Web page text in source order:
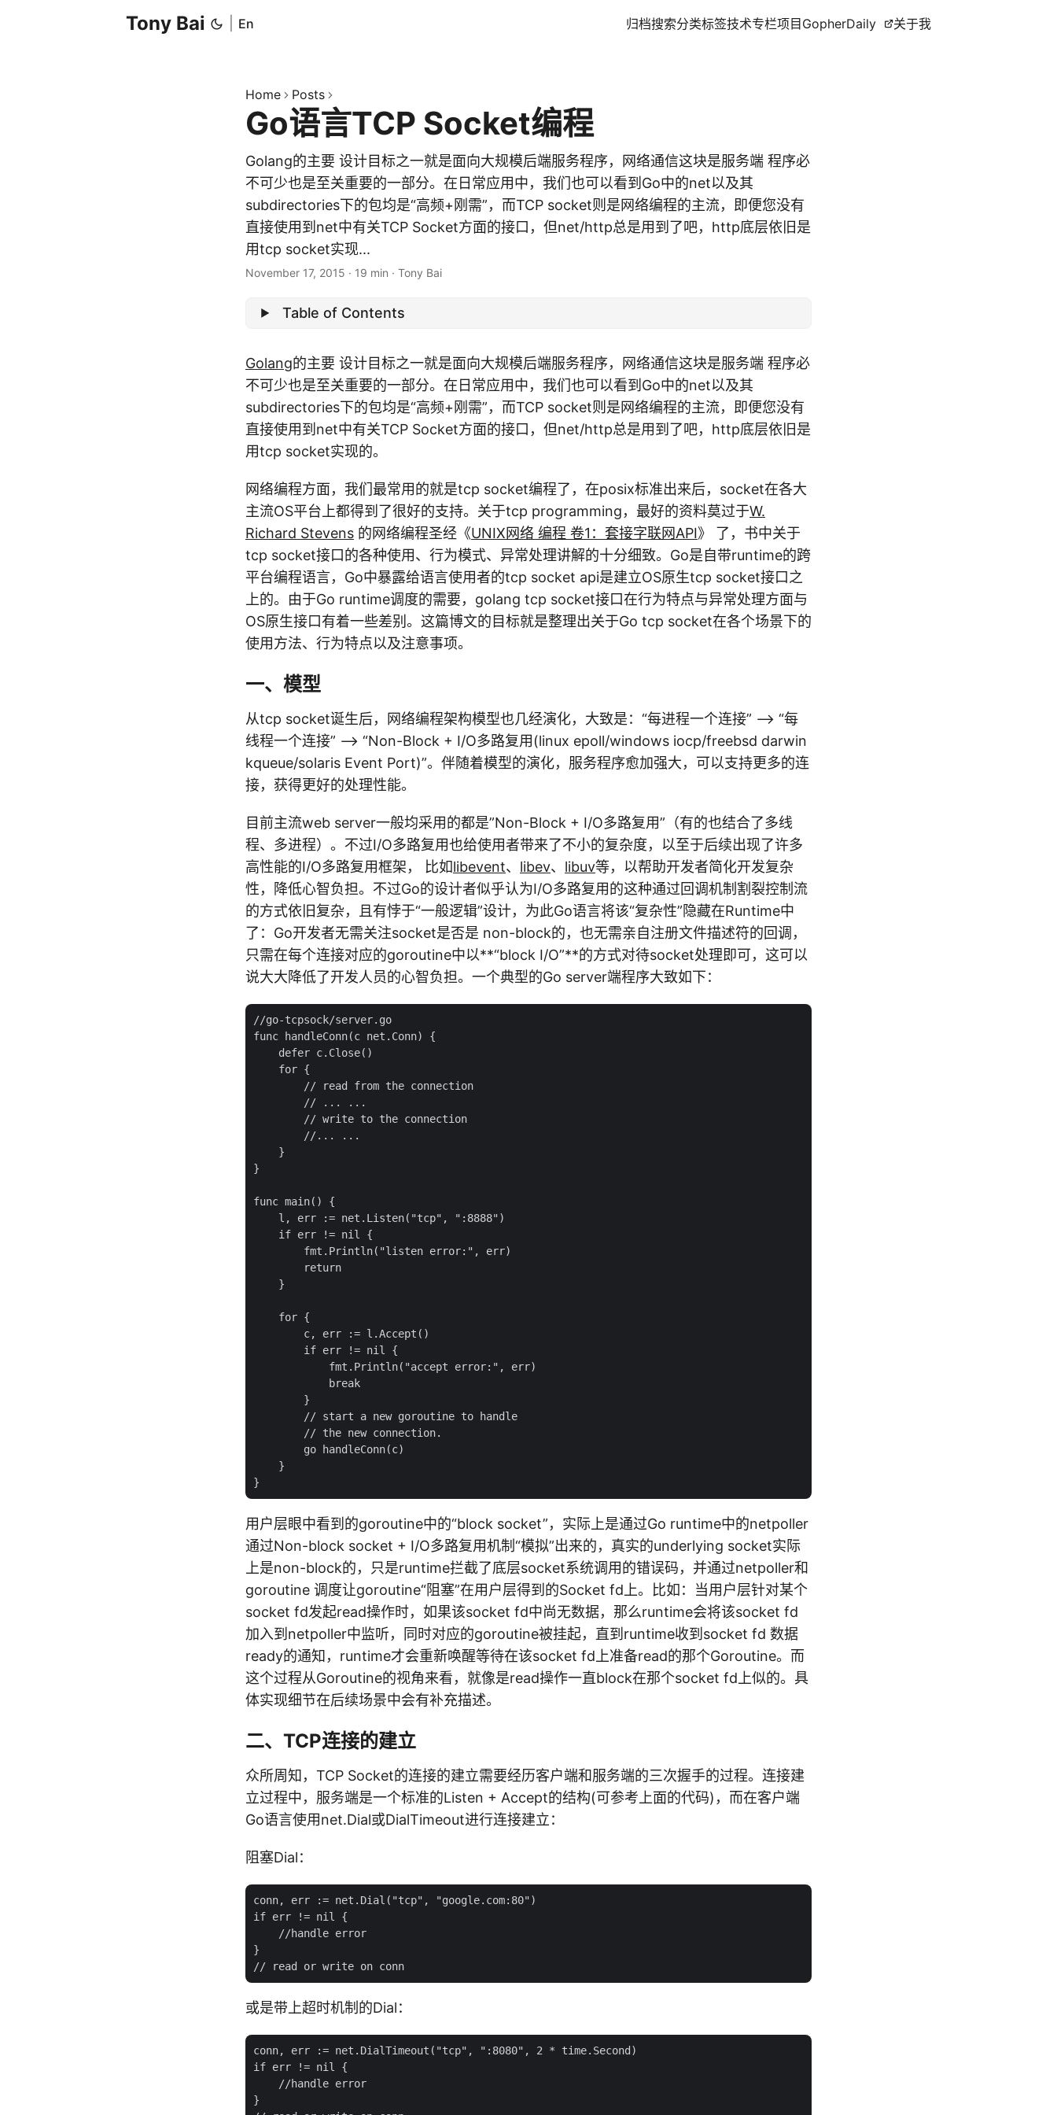
Tony Bai En 归档搜索分类标签技术专栏项目 GopherDaily 关于我
Home Posts
Go语言TCP Socket编程
Golang的主要 设计目标之一就是面向大规模后端服务程序，网络通信这块是服务端 程序必
不可少也是至关重要的一部分。在日常应用中，我们也可以看到Go中的net以及其
subdirectories下的包均是“高频+刚需”，而TCP socket则是网络编程的主流，即便您没有
直接使用到net中有关TCP Socket方面的接口，但net/http总是用到了吧，http底层依旧是
用tcp socket实现...
November 17, 2015 · 19 min · Tony Bai
Table of Contents
Golang的主要 设计目标之一就是面向大规模后端服务程序，网络通信这块是服务端 程序必
不可少也是至关重要的一部分。在日常应用中，我们也可以看到Go中的net以及其
subdirectories下的包均是“高频+刚需”，而TCP socket则是网络编程的主流，即便您没有
直接使用到net中有关TCP Socket方面的接口，但net/http总是用到了吧，http底层依旧是
用tcp socket实现的。
网络编程方面，我们最常用的就是tcp socket编程了，在posix标准出来后，socket在各大
主流OS平台上都得到了很好的支持。关于tcp programming，最好的资料莫过于W.
Richard Stevens 的网络编程圣经《UNIX网络 编程 卷1：套接字联网API》 了，书中关于
tcp socket接口的各种使用、行为模式、异常处理讲解的十分细致。Go是自带runtime的跨
平台编程语言，Go中暴露给语言使用者的tcp socket api是建立OS原生tcp socket接口之
上的。由于Go runtime调度的需要，golang tcp socket接口在行为特点与异常处理方面与
OS原生接口有着一些差别。这篇博文的目标就是整理出关于Go tcp socket在各个场景下的
使用方法、行为特点以及注意事项。
一、模型
从tcp socket诞生后，网络编程架构模型也几经演化，大致是：“每进程一个连接” –> “每
线程一个连接” –> “Non-Block + I/O多路复用(linux epoll/windows iocp/freebsd darwin
kqueue/solaris Event Port)”。伴随着模型的演化，服务程序愈加强大，可以支持更多的连
接，获得更好的处理性能。
目前主流web server一般均采用的都是”Non-Block + I/O多路复用”（有的也结合了多线
程、多进程）。不过I/O多路复用也给使用者带来了不小的复杂度，以至于后续出现了许多
高性能的I/O多路复用框架， 比如libevent、 libev、 libuv等，以帮助开发者简化开发复杂
性，降低心智负担。不过Go的设计者似乎认为I/O多路复用的这种通过回调机制割裂控制流
的方式依旧复杂，且有悖于“一般逻辑”设计，为此Go语言将该“复杂性”隐藏在Runtime中
了：Go开发者无需关注socket是否是 non-block的，也无需亲自注册文件描述符的回调，
只需在每个连接对应的goroutine中以**“block I/O”**的方式对待socket处理即可，这可以
说大大降低了开发人员的心智负担。一个典型的Go server端程序大致如下：
//go-tcpsock/server.go
func handleConn(c net.Conn) {
    defer c.Close()
    for {
        // read from the connection
        // ... ...
        // write to the connection
        //... ...
    }
}
func main() {
    l, err := net.Listen("tcp", ":8888")
    if err != nil {
        fmt.Println("listen error:", err)
        return
    }
    for {
        c, err := l.Accept()
        if err != nil {
            fmt.Println("accept error:", err)
            break
        }
        // start a new goroutine to handle
        // the new connection.
        go handleConn(c)
    }
用户层眼中看到的goroutine中的“block socket”，实际上是通过Go runtime中的netpoller
通过Non-block socket + I/O多路复用机制“模拟”出来的，真实的underlying socket实际
上是non-block的，只是runtime拦截了底层socket系统调用的错误码，并通过netpoller和
goroutine 调度让goroutine“阻塞”在用户层得到的Socket fd上。比如：当用户层针对某个
socket fd发起read操作时，如果该socket fd中尚无数据，那么runtime会将该socket fd
加入到netpoller中监听，同时对应的goroutine被挂起，直到runtime收到socket fd 数据
ready的通知，runtime才会重新唤醒等待在该socket fd上准备read的那个Goroutine。而
这个过程从Goroutine的视角来看，就像是read操作一直block在那个socket fd上似的。具
体实现细节在后续场景中会有补充描述。
二、TCP连接的建立
众所周知，TCP Socket的连接的建立需要经历客户端和服务端的三次握手的过程。连接建
立过程中，服务端是一个标准的Listen + Accept的结构(可参考上面的代码)，而在客户端
Go语言使用net.Dial或DialTimeout进行连接建立：
阻塞Dial：
conn, err := net.Dial("tcp", "google.com:80")
if err != nil {
    //handle error
}
或是带上超时机制的Dial：
conn, err := net.DialTimeout("tcp", ":8080", 2 * time.Second)
if err != nil {
    //handle error
}